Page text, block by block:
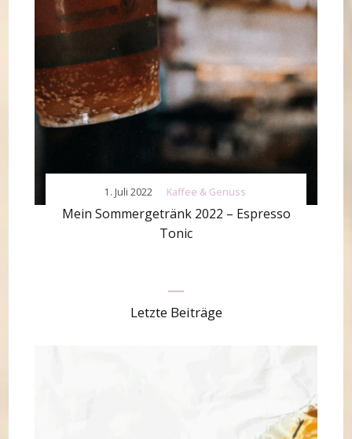
Kaffee & Genuss
Mein Sommergetränk 2022 – Espresso
Tonic
1. Juli 2022
Letzte Beiträge